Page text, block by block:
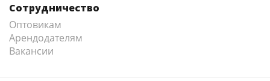
Сотрудничество
Оптовикам
Арендодателям
Вакансии